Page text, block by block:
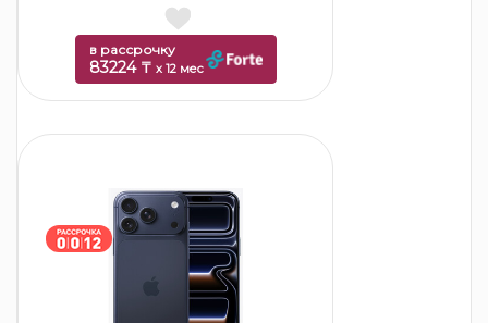
в рассрочку
83224 ₸ x 12 мес